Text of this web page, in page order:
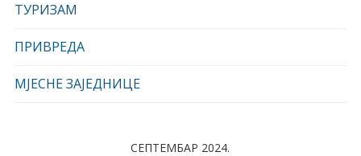
ТУРИЗАМ
ПРИВРЕДА
МЈЕСНЕ ЗАЈЕДНИЦЕ
СЕПТЕМБАР 2024.